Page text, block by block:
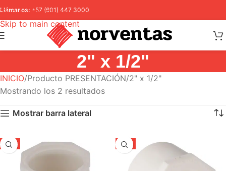
Skip to navigation
Skip to main content
Llámanos: +57 (601) 447 3000
2" x 1/2"
INICIO Producto PRESENTACIÓN 2" x 1/2"
Mostrando los 2 resultados
Mostrar barra lateral
-5% -5%